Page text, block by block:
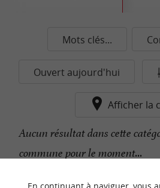
Mots clés...
Ouvert aujourd'hui
Afficher la
Aucun résultat dans cette
commune pour le moment...
En continuant à naviguer, vous